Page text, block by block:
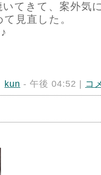
てきて、案外気
見直した。
kun - 午後 04:52 | コ